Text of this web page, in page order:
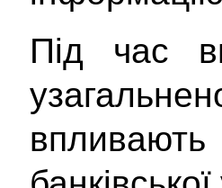
Під час